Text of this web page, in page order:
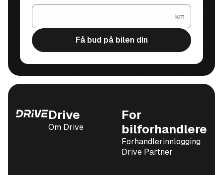
km
Få bud på bilen din
Drive
Om Drive
For
bilforhandlere
Forhandlerinnlogging
Drive Partner